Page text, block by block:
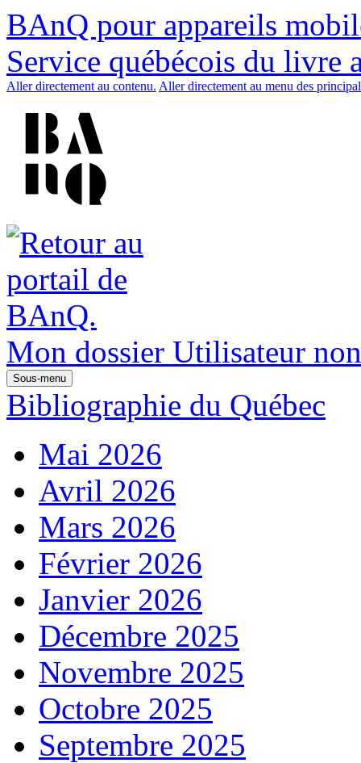
BAnQ pour appareils
Service québécois du livre
Aller directement au contenu. Aller directement au menu des
Mon dossier Utilisateur
Sous-menu
Bibliographie du Québec
Mai 2026
Avril 2026
Mars 2026
Février 2026
Janvier 2026
Décembre 2025
Novembre 2025
Octobre 2025
Septembre 2025